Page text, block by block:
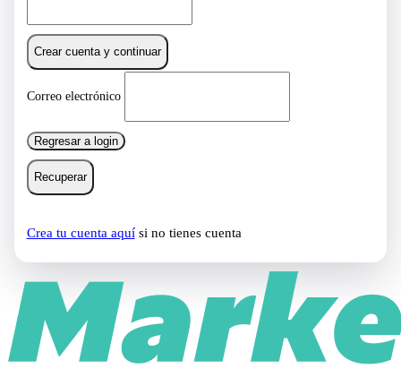
Crear cuenta y continuar
Correo electrónico
Regresar a login
Recuperar
Crea tu cuenta aquísi no tienes cuenta